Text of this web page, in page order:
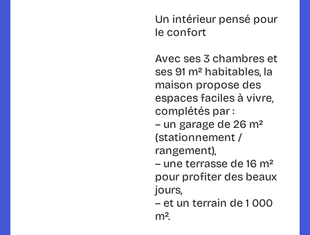
Un intérieur pensé pour
le confort
Avec ses 3 chambres et
ses 91 m² habitables, la
maison propose des
espaces faciles à vivre,
complétés par :
– un garage de 26 m²
(stationnement /
rangement),
– une terrasse de 16 m²
pour profiter des beaux
jours,
– et un terrain de 1 000
m².